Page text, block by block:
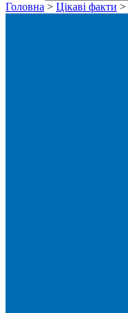
Головна > Цікаві факти >